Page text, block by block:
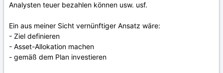
Analysten teuer bezahlen können usw. usf.
Ein aus meiner Sicht vernünftiger Ansatz wäre:
- Ziel definieren
- Asset-Allokation machen
- gemäß dem Plan investieren